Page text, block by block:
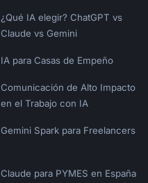
¿Qué IA elegir? ChatGPT vs
Claude vs Gemini
IA para Casas de Empeño
Comunicación de Alto Impacto
en el Trabajo con IA
Gemini Spark para Freelancers
Claude para PYMES en España